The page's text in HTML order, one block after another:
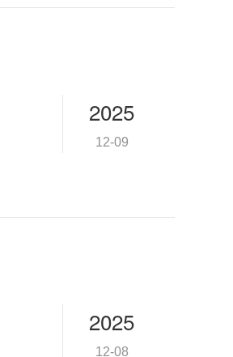
2025
12-09
2025
12-08